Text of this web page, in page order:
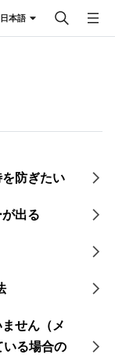
日本語
防ぎたい
出る
せん（メ
る場合の